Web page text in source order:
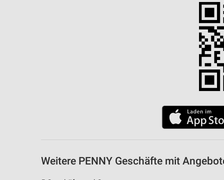
Weitere PENNY Geschäfte mit